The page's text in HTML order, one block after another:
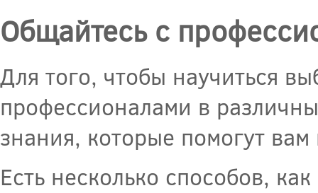
Общайтесь с
Для того, чтобы научиться
профессионалами в
знания, которые помогут
Есть несколько способов,